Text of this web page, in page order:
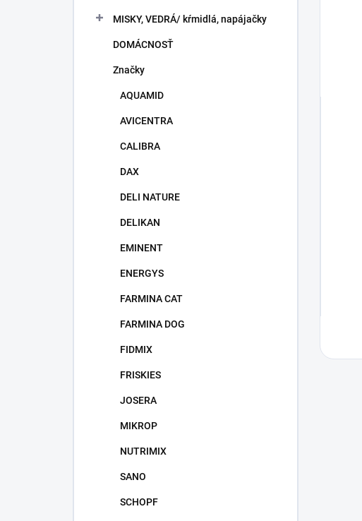
MISKY, VEDRÁ/ kŕmidlá, napájačky
DOMÁCNOSŤ
Značky
AQUAMID
AVICENTRA
CALIBRA
DAX
DELI NATURE
DELIKAN
EMINENT
ENERGYS
FARMINA CAT
FARMINA DOG
FIDMIX
FRISKIES
JOSERA
MIKROP
NUTRIMIX
SANO
SCHOPF